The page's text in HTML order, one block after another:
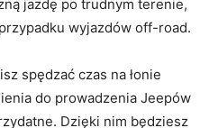
jazdę po trudnym terenie,
wyjazdów off-road.
spędzać⁤ czas⁣ na łonie
do prowadzenia Jeepów‌
Dzięki ‌nim​ będziesz⁢